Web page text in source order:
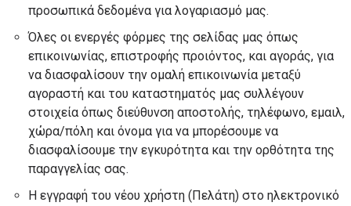
προσωπικά δεδομένα για λογαριασμό μας.
Όλες οι ενεργές φόρμες της σελίδας μας όπως
επικοινωνίας, επιστροφής προιόντος, και αγοράς, για
να διασφαλίσουν την ομαλή επικοινωνία μεταξύ
αγοραστή και του καταστηματός μας συλλέγουν
στοιχεία όπως διεύθυνση αποστολής, τηλέφωνο, εμαιλ,
χώρα/πόλη και όνομα για να μπορέσουμε να
διασφαλίσουμε την εγκυρότητα και την ορθότητα της
παραγγελίας σας.
Η εγγραφή του νέου χρήστη (Πελάτη) στο ηλεκτρονικό